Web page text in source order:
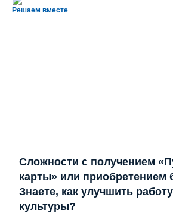
Решаем вместе
Сложности с получением
карты» или приобретением
Знаете, как улучшить
культуры?